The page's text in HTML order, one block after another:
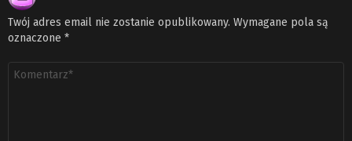
Twój adres email nie zostanie opublikowany. Wymagane pola są
oznaczone *
Komentarz